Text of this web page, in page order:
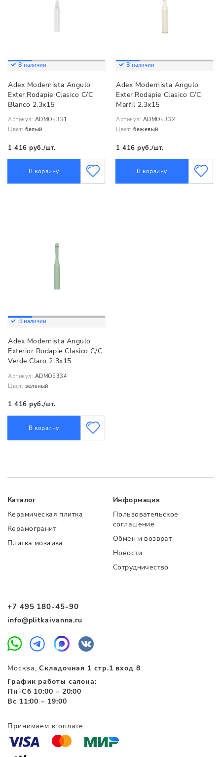
В наличии
Adex Modernista Angulo
Exter.Rodapie Clasico C/C
Blanco 2.3x15
Артикул: ADMO5331
Цвет: белый
1 416 руб./шт.
В корзину
В наличии
Adex Modernista Angulo
Exter.Rodapie Clasico C/C
Marfil 2.3x15
Артикул: ADMO5332
Цвет: бежевый
1 416 руб./шт.
В корзину
В наличии
Adex Modernista Angulo
Exterior Rodapie Clasico C/C
Verde Claro 2.3x15
Артикул: ADMO5334
Цвет: зеленый
1 416 руб./шт.
В корзину
+7 495 180-45-90
info@plitkaivanna.ru
Москва,Складочная 1 стр.1 вход 8
График работы салона:
Пн-Сб 10:00 – 20:00
Вс 11:00 – 19:00
Каталог
Керамическая плитка
Керамогранит
Плитка мозаика
Информация
Пользовательское
соглашение
Обмен и возврат
Новости
Сотрудничество
Принимаем к оплате: